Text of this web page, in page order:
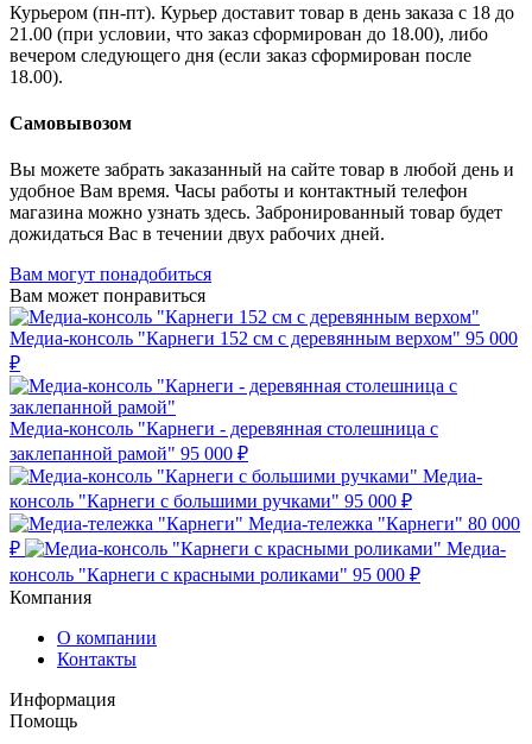
Курьером (пн-пт). Курьер доставит товар в день заказа с 18 до
21.00 (при условии, что заказ сформирован до 18.00), либо
вечером следующего дня (если заказ сформирован после
18.00).
Самовывозом
Вы можете забрать заказанный на сайте товар в любой день и
удобное Вам время. Часы работы и контактный телефон
магазина можно узнать здесь. Забронированный товар будет
дожидаться Вас в течении двух рабочих дней.
Вам могут понадобиться
Вам может понравиться
Медиа-консоль "Карнеги 152 см с деревянным верхом" 95 000
₽
Медиа-консоль "Карнеги - деревянная столешница с
заклепанной рамой" 95 000 ₽
Медиа-
консоль "Карнеги с большими ручками" 95 000 ₽
Медиа-тележка "Карнеги" 80 000
₽
Медиа-
консоль "Карнеги с красными роликами" 95 000 ₽
Компания
О компании
Контакты
Информация
Помощь